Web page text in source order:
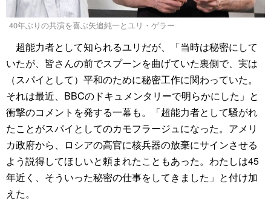
40年ぶりの共演を喜ぶ矢追純一とユリ・ゲラー
超能力者として知られるユリだが、「当時は秘密にして
いたが、皆さんの前でスプーンを曲げていた裏側で、実は
（スパイとして）平和のために秘密工作に関わっていた。
それは最近、BBCのドキュメンタリーで明らかにした」と
衝撃のコメントを発する一幕も。「超能力者として騒がれ
たことがスパイとしてのカモフラージュになった。アメリ
カ政府から、ロシアの高官に核兵器の放棄にサインさせる
よう説得してほしいと頼まれたこともあった。わたしは45
年近く、そういった秘密の仕事をしてきました」と付け加
えた。